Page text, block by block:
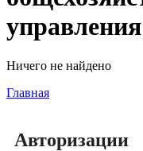
Ничего не найдено
Главная
Авторизации